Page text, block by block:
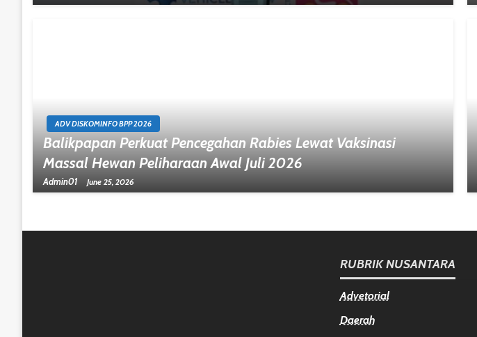
ADV DISKOMINFO BPP 2026
Balikpapan Perkuat Pencegahan Rabies Lewat Vaksinasi
Massal Hewan Peliharaan Awal Juli 2026
Admin01 June 25, 2026
RUBRIK NUSANTARA
Advetorial
Daerah